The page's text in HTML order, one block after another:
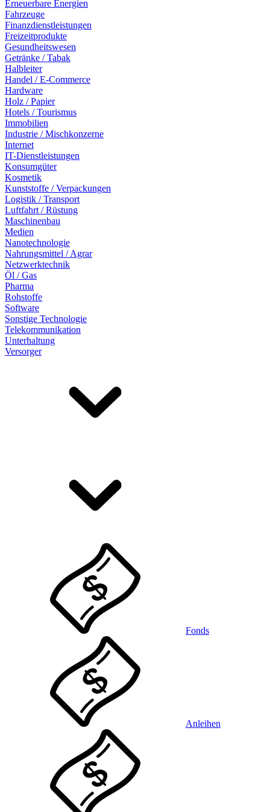
Erneuerbare Energien
Fahrzeuge
Finanzdienstleistungen
Freizeitprodukte
Gesundheitswesen
Getränke / Tabak
Halbleiter
Handel / E-Commerce
Hardware
Holz / Papier
Hotels / Tourismus
Immobilien
Industrie / Mischkonzerne
Internet
IT-Dienstleistungen
Konsumgüter
Kosmetik
Kunststoffe / Verpackungen
Logistik / Transport
Luftfahrt / Rüstung
Maschinenbau
Medien
Nanotechnologie
Nahrungsmittel / Agrar
Netzwerktechnik
Öl / Gas
Pharma
Rohstoffe
Software
Sonstige Technologie
Telekommunikation
Unterhaltung
Versorger
Fonds
Anleihen